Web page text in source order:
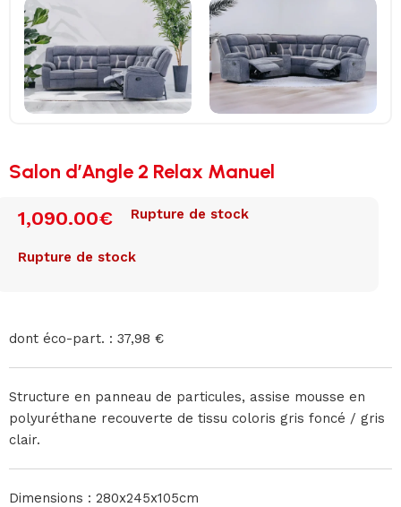
Salon d’Angle 2 Relax Manuel
1,090.00€ Rupture de stock
Rupture de stock
dont éco-part. : 37,98 €
Structure en panneau de particules, assise mousse en
polyuréthane recouverte de tissu coloris gris foncé / gris
clair.
Dimensions : 280x245x105cm